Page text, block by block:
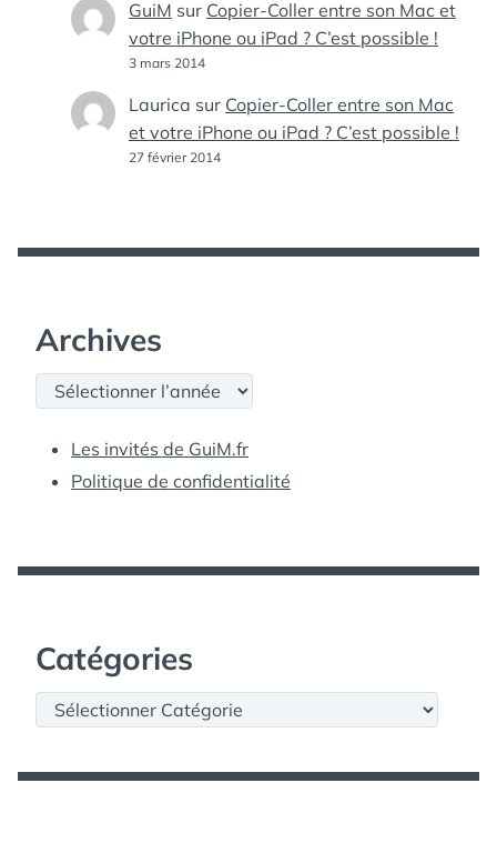
GuiM sur Copier-Coller entre son Mac et
votre iPhone ou iPad ? C’est possible !
3 mars 2014
Laurica sur Copier-Coller entre son Mac
et votre iPhone ou iPad ? C’est possible !
27 février 2014
Archives
Archives
Les invités de GuiM.fr
Politique de confidentialité
Catégories
Catégories